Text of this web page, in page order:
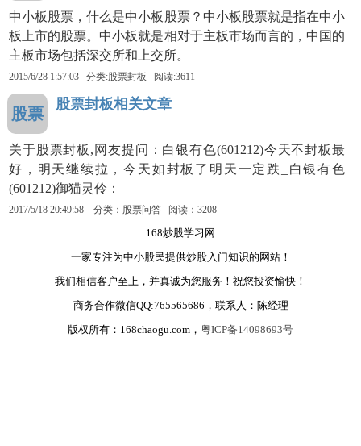
中小板股票，什么是中小板股票？中小板股票就是指在中小
板上市的股票。中小板就是相对于主板市场而言的，中国的
主板市场包括深交所和上交所。
2015/6/28 1:57:03 分类:股票封板 阅读:3611
股票
股票封板相关文章
关于股票封板,网友提问：白银有色(601212)今天不封板最
好，明天继续拉，今天如封板了明天一定跌_白银有色
(601212)御猫灵伶：
2017/5/18 20:49:58 分类：股票问答 阅读：3208
168炒股学习网
一家专注为中小股民提供炒股入门知识的网站！
我们相信客户至上，并真诚为您服务！祝您投资愉快！
商务合作微信QQ:765565686，联系人：陈经理
版权所有：168chaogu.com， 粤ICP备14098693号